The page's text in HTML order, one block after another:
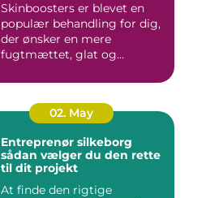
Skinboosters er blevet en
populær behandling for dig,
der ønsker en mere
fugtmættet, glat og
02. May
Entreprenør silkeborg
sådan vælger du den rette
til dit projekt
At finde den rigtige